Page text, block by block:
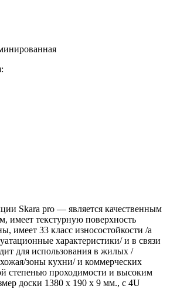
Skara pro — является качественным
имеет текстурную поверхность
имеет 33 класс износостойкости /а
характеристики/ и в связи
для использования в жилых /
зоны кухни/ и коммерческих
степенью проходимости и высоким
доски 1380 х 190 х 9 мм., с 4U